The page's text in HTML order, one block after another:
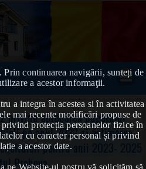
Prin continuarea navigării, sunteți de
a acestor informaţii.
a integra în acestea si în activitatea
mai recente modificări propuse de
protecția persoanelor fizice în
cu caracter personal și privind
a acestor date.
pe Website-ul nostru vă solicităm să
privind aprobarea bugetului
pe anul 2022 şi estimarea
pentru anii 2023- 2025
Prahova